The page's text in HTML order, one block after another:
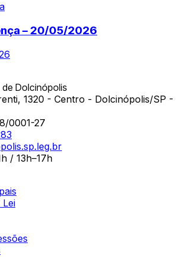
– 20/05/2026
de Dolcinópolis
1320 - Centro - Dolcinópolis/SP -
0001-27
/ 13h–17h
Lei